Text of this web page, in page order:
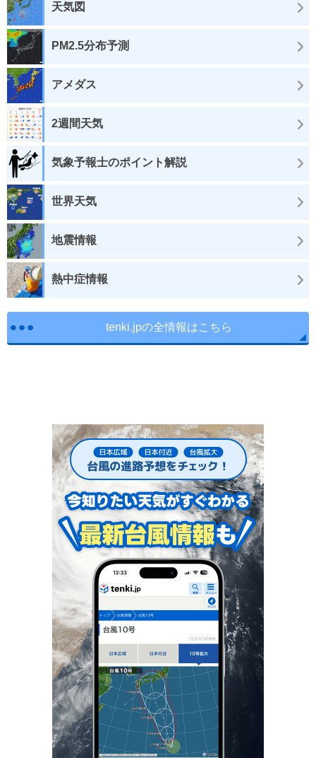
天気図
PM2.5分布予測
アメダス
2週間天気
気象予報士のポイント解説
世界天気
地震情報
熱中症情報
tenki.jpの全情報はこちら